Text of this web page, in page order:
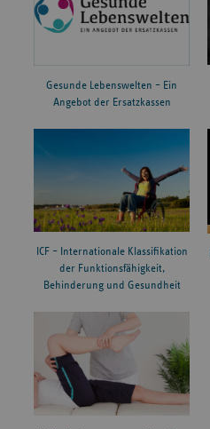
Gesunde Lebenswelten – Ein
Angebot der Ersatzkassen
ICF – Internationale Klassifikation
der Funktionsfähigkeit,
Behinderung und Gesundheit